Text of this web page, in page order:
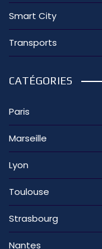
Smart City
Transports
CATÉGORIES
Paris
Marseille
Lyon
Toulouse
Strasbourg
Nantes